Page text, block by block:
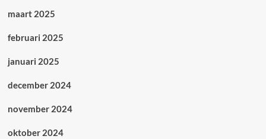
maart 2025
februari 2025
januari 2025
december 2024
november 2024
oktober 2024